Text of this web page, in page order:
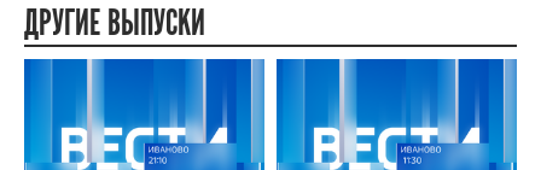
ДРУГИЕ ВЫПУСКИ